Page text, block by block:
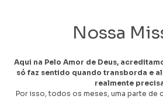
Nossa
Aqui na Pelo Amor de Deus,
só faz sentido quando transborda e
realmente
Por isso, todos os meses, uma parte de